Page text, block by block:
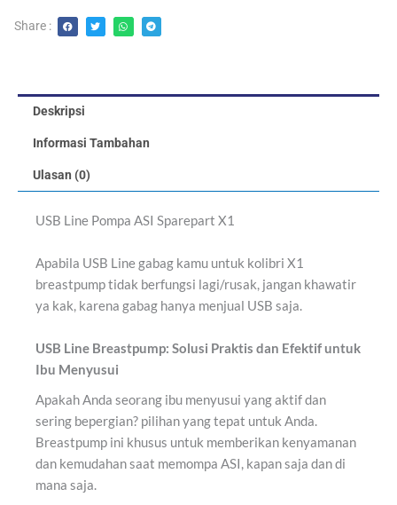
out
of
Share :
Deskripsi
Informasi Tambahan
Ulasan (0)
USB Line Pompa ASI Sparepart X1
Apabila USB Line gabag kamu untuk kolibri X1
breastpump tidak berfungsi lagi/rusak, jangan khawatir
ya kak, karena gabag hanya menjual USB saja.
USB Line Breastpump: Solusi Praktis dan Efektif untuk
Ibu Menyusui
Apakah Anda seorang ibu menyusui yang aktif dan
sering bepergian? pilihan yang tepat untuk Anda.
Breastpump ini khusus untuk memberikan kenyamanan
dan kemudahan saat memompa ASI, kapan saja dan di
mana saja.